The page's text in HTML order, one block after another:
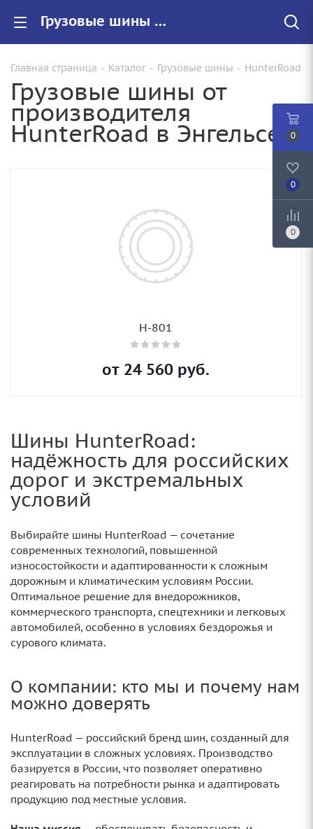
Грузовые шины HunterRoad купить в Энгельсе, цены на резину HunterRoad для грузовиков
Главная страница - Каталог - Грузовые шины - HunterRoad
Грузовые шины от
производителя
HunterRoad в Энгельсе
H-801
от 24 560 руб.
Шины HunterRoad:
надёжность для российских
дорог и экстремальных
условий
Выбирайте шины HunterRoad — сочетание
современных технологий, повышенной
износостойкости и адаптированности к сложным
дорожным и климатическим условиям России.
Оптимальное решение для внедорожников,
коммерческого транспорта, спецтехники и легковых
автомобилей, особенно в условиях бездорожья и
сурового климата.
О компании: кто мы и почему нам
можно доверять
HunterRoad — российский бренд шин, созданный для
эксплуатации в сложных условиях. Производство
базируется в России, что позволяет оперативно
реагировать на потребности рынка и адаптировать
продукцию под местные условия.
0
0
0